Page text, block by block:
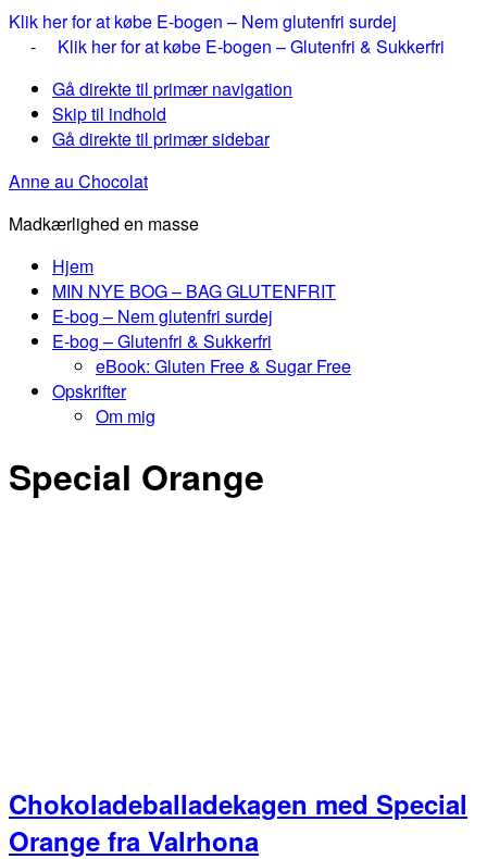
Klik her for at købe E-bogen – Nem glutenfri surdej
- Klik her for at købe E-bogen – Glutenfri & Sukkerfri
Gå direkte til primær navigation
Skip til indhold
Gå direkte til primær sidebar
Anne au Chocolat
Madkærlighed en masse
Hjem
MIN NYE BOG – BAG GLUTENFRIT
E-bog – Nem glutenfri surdej
E-bog – Glutenfri & Sukkerfri
eBook: Gluten Free & Sugar Free
Opskrifter
Om mig
Special Orange
Chokoladeballadekagen med Special
Orange fra Valrhona